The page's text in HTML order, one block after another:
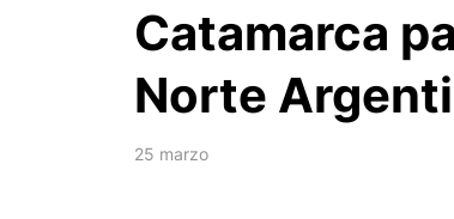
Catamarca
Norte
25 marzo